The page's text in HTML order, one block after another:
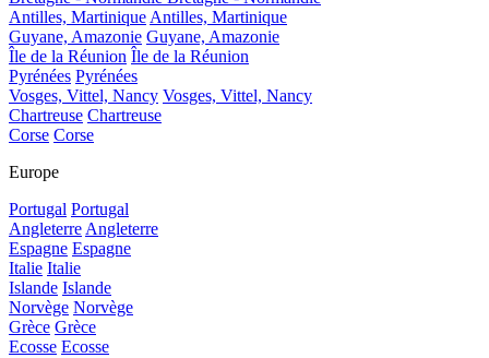
Antilles, MartiniqueAntilles, Martinique
Guyane, Amazonie Guyane, Amazonie
Île de la Réunion Île de la Réunion
Pyrénées Pyrénées
Vosges, Vittel, Nancy Vosges, Vittel, Nancy
Chartreuse Chartreuse
Corse Corse
Europe
Portugal Portugal
AngleterreAngleterre
Espagne Espagne
Italie Italie
Islande Islande
Norvège Norvège
Grèce Grèce
Ecosse Ecosse